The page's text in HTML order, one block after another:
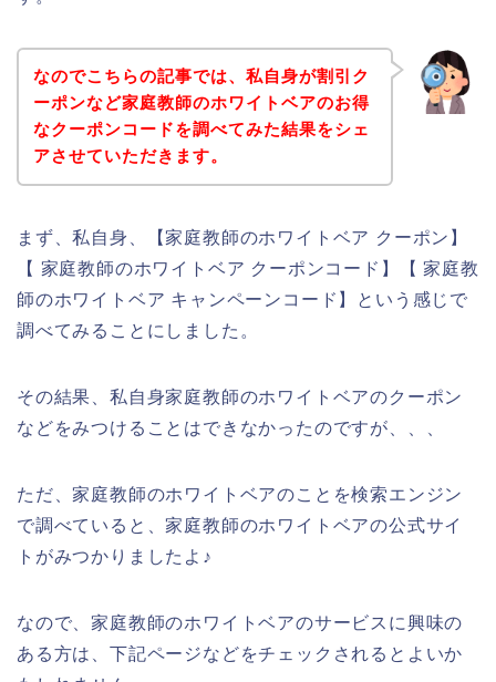
なのでこちらの記事では、私自身が割引ク
ーポンなど家庭教師のホワイトベアのお得
なクーポンコードを調べてみた結果をシェ
アさせていただきます。
まず、私自身、【家庭教師のホワイトベア クーポン】
【 家庭教師のホワイトベア クーポンコード】【 家庭教
師のホワイトベア キャンペーンコード】という感じで
調べてみることにしました。
その結果、私自身家庭教師のホワイトベアのクーポン
などをみつけることはできなかったのですが、、、
ただ、家庭教師のホワイトベアのことを検索エンジン
で調べていると、家庭教師のホワイトベアの公式サイ
トがみつかりましたよ♪
なので、家庭教師のホワイトベアのサービスに興味の
ある方は、下記ページなどをチェックされるとよいか